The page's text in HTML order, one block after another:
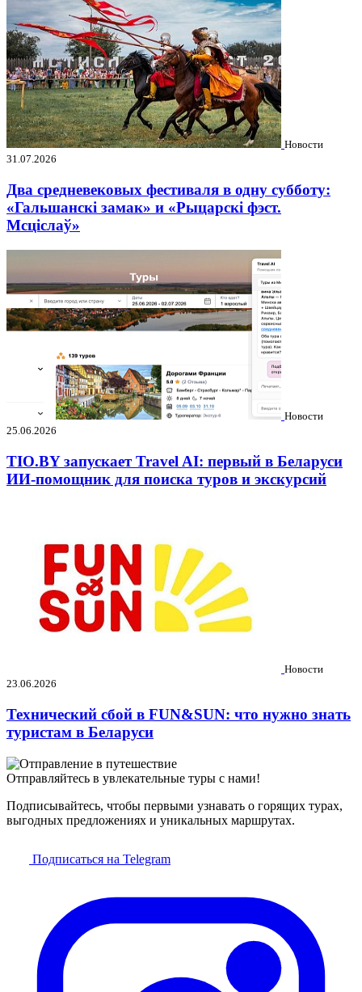
Новости
31.07.2026
Два средневековых фестиваля в одну субботу:
«Гальшанскі замак» и «Рыцарскі фэст.
Мсціслаў»
Новости
25.06.2026
TIO.BY запускает Travel AI: первый в Беларуси
ИИ-помощник для поиска туров и экскурсий
Новости
23.06.2026
Технический сбой в FUN&SUN: что нужно знать
туристам в Беларуси
Отправляйтесь в увлекательные туры с нами!
Подписывайтесь, чтобы первыми узнавать о горящих турах,
выгодных предложениях и уникальных маршрутах.
Подписаться на Telegram